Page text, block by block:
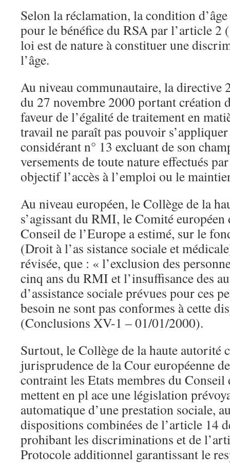
Selon la réclamation, la condition
pour le bénéfice du RSA par l’article 2
loi est de nature à constituer une
l’âge.
Au niveau communautaire, la directive
du 27 novembre 2000 portant création
faveur de l’égalité de traitement en
travail ne paraît pas pouvoir s’appliquer
considérant n° 13 excluant de son
versements de toute nature effectués
objectif l’accès à l’emploi ou le
Au niveau européen, le Collège de la
s’agissant du RMI, le Comité
Conseil de l’Europe a estimé, sur le
(Droit à l’as sistance sociale et
révisée, que : « l’exclusion des
cinq ans du RMI et l’insuffisance des
d’assistance sociale prévues pour ces
besoin ne sont pas conformes à cette
(Conclusions XV-1 – 01/01/2000).
Surtout, le Collège de la haute autorité
jurisprudence de la Cour européenne
contraint les Etats membres du Conseil
mettent en pl ace une législation
automatique d’une prestation sociale,
dispositions combinées de l’article 14
prohibant les discriminations et de
Protocole additionnel garantissant le